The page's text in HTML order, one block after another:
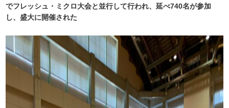
でフレッシュ・ミクロ大会と並行して行われ、延べ740名が参加
し、盛大に開催された